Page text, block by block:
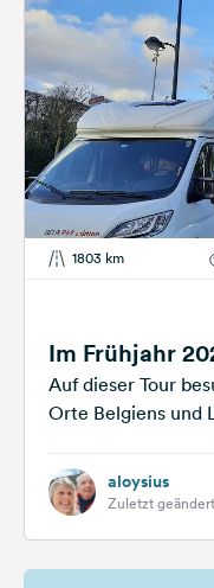
1803 km
Im Frühjahr
Auf dieser Tour
Orte Belgiens und
aloysius
Zuletzt